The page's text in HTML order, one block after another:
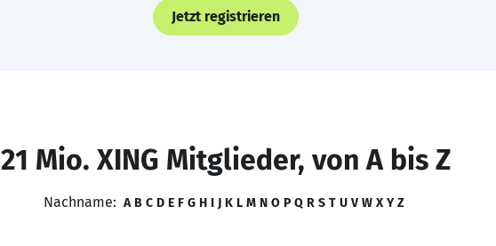
Jetzt registrieren
21 Mio. XING Mitglieder, von A bis Z
Nachname: A B C D E F G H I J K L M N O P Q R S T U V W X Y Z